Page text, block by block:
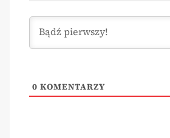
0 KOMENTARZY